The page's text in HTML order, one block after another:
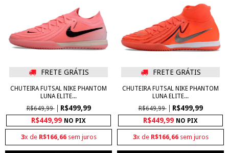
FRETE GRÁTIS
CHUTEIRA FUTSAL NIKE PHANTOM
LUNA ELITE...
R$649,99
R$499,99
R$449,99 NO PIX
3x de R$166,66sem juros
FRETE GRÁTIS
CHUTEIRA FUTSAL NIKE PHANTOM
LUNA ELITE...
R$649,99
R$499,99
R$449,99 NO PIX
3x de R$166,66sem juros